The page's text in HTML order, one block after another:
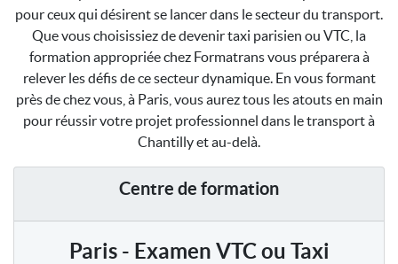
pour ceux qui désirent se lancer dans le secteur du transport.
Que vous choisissiez de devenir taxi parisien ou VTC, la
formation appropriée chez Formatrans vous préparera à
relever les défis de ce secteur dynamique. En vous formant
près de chez vous, à Paris, vous aurez tous les atouts en main
pour réussir votre projet professionnel dans le transport à
Chantilly et au-delà.
Centre de formation
Paris - Examen VTC ou Taxi